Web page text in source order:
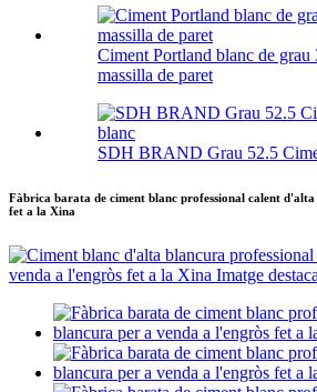
Ciment Portland blanc de grau
massilla de paret
SDH BRAND Grau 52.5
Fàbrica barata de ciment blanc professional calent
fet a la Xina